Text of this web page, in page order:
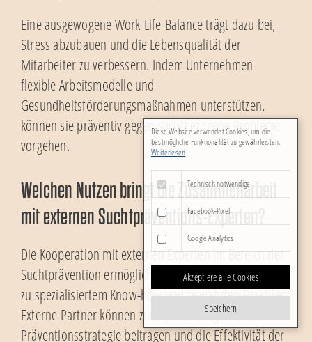
Eine ausgewogene Work-Life-Balance trägt dazu bei,
Stress abzubauen und die Lebensqualität der
Mitarbeiter zu verbessern. Indem Unternehmen
flexible Arbeitsmodelle und
Gesundheitsförderungsmaßnahmen unterstützen,
können sie präventiv gegen suchtbezogene Probleme
vorgehen.
Welchen Nutzen bringt die Zusammenarbeit
mit externen Suchtpräventions-Experten?
Die Kooperation mit externen Experten im Bereich der
Suchtprävention ermöglicht Unternehmen den Zugang
zu spezialisiertem Know-how und bewährten Praktiken.
Externe Partner können zur Optimierung der
Präventionsstrategie beitragen und die Effektivität der
Diese Website verwendet Cookies, um die
bestmögliche Funktionalität zu gewährleisten.
Weiterlesen
Technisch notwendige
Facebook-Pixel
Google Analytics
Akzeptiere alle Cookies
Speichern